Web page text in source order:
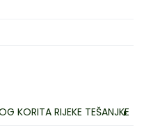
KORITA RIJEKE TEŠANJKE